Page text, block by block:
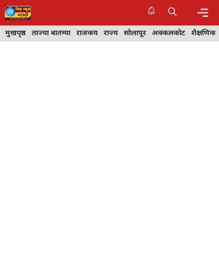
Skip
to
content
मुखपृष्ठ ताज्या बातम्या राजकीय राज्य सोलापूर अक्कलकोट शैक्षणिक